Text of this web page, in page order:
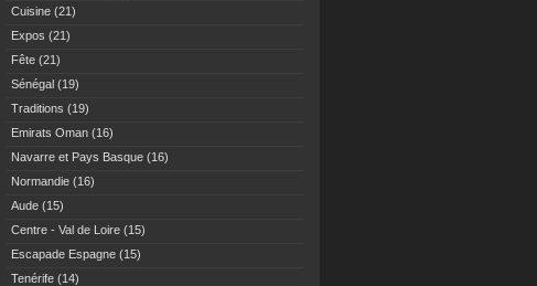
Cuisine (21)
Expos (21)
Fête (21)
Sénégal (19)
Traditions (19)
Emirats Oman (16)
Navarre et Pays Basque (16)
Normandie (16)
Aude (15)
Centre - Val de Loire (15)
Escapade Espagne (15)
Tenérife (14)